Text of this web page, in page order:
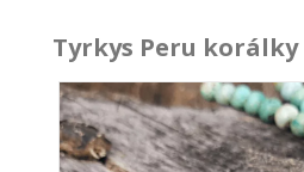
Tyrkys Peru